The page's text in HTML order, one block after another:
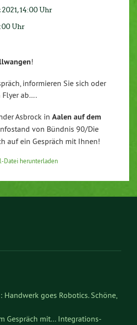
14:00 Uhr
Uhr
!
informieren Sie sich oder
Flyer ab….
Asbrock in Aalen auf dem
von Bündnis 90/Die
auf ein Gespräch mit Ihnen!
Datei herunterladen
Handwerk goes Robotics. Schöne,
Gespräch mit… Integrations-